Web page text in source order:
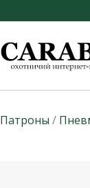
Патроны /